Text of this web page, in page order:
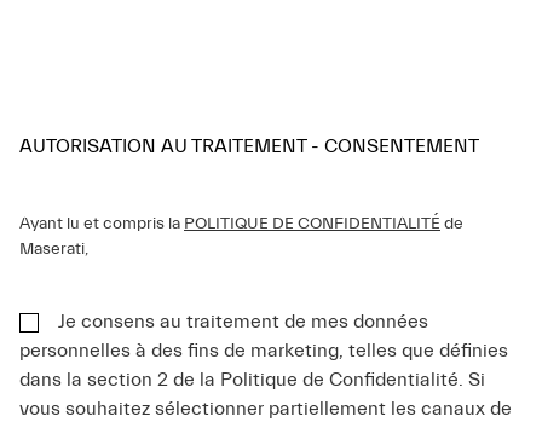
AUTORISATION AU TRAITEMENT - CONSENTEMENT
Ayant lu et compris la POLITIQUE DE CONFIDENTIALITÉ de
Maserati,
Je consens au traitement de mes données
personnelles à des fins de marketing, telles que définies
dans la section 2 de la Politique de Confidentialité. Si
vous souhaitez sélectionner partiellement les canaux de